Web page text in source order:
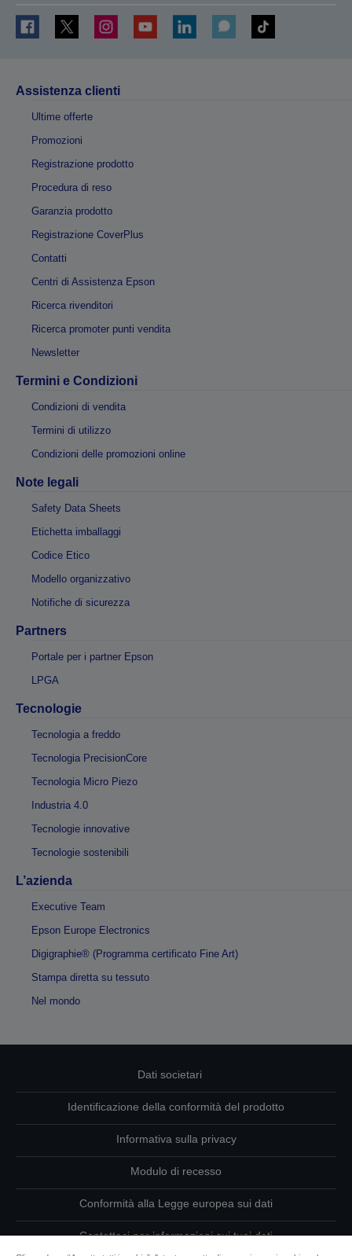
Assistenza clienti
Ultime offerte
Promozioni
Registrazione prodotto
Procedura di reso
Garanzia prodotto
Registrazione CoverPlus
Contatti
Centri di Assistenza Epson
Ricerca rivenditori
Ricerca promoter punti vendita
Newsletter
Termini e Condizioni
Condizioni di vendita
Termini di utilizzo
Condizioni delle promozioni online
Note legali
Safety Data Sheets
Etichetta imballaggi
Codice Etico
Modello organizzativo
Notifiche di sicurezza
Partners
Portale per i partner Epson
LPGA
Tecnologie
Tecnologia a freddo
Tecnologia PrecisionCore
Tecnologia Micro Piezo
Industria 4.0
Tecnologie innovative
Tecnologie sostenibili
L’azienda
Executive Team
Epson Europe Electronics
Digigraphie® (Programma certificato Fine Art)
Stampa diretta su tessuto
Nel mondo
Dati societari
Identificazione della conformità del prodotto
Informativa sulla privacy
Modulo di recesso
Conformità alla Legge europea sui dati
Contattaci per informazioni sui tuoi dati